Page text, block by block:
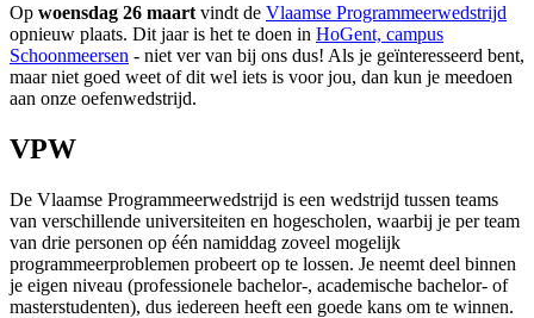
Op woensdag 26 maart vindt de Vlaamse Programmeerwedstrijd
opnieuw plaats. Dit jaar is het te doen in HoGent, campus
Schoonmeersen - niet ver van bij ons dus! Als je geïnteresseerd bent,
maar niet goed weet of dit wel iets is voor jou, dan kun je meedoen
aan onze oefenwedstrijd.
VPW
De Vlaamse Programmeerwedstrijd is een wedstrijd tussen teams
van verschillende universiteiten en hogescholen, waarbij je per team
van drie personen op één namiddag zoveel mogelijk
programmeerproblemen probeert op te lossen. Je neemt deel binnen
je eigen niveau (professionele bachelor-, academische bachelor- of
masterstudenten), dus iedereen heeft een goede kans om te winnen.